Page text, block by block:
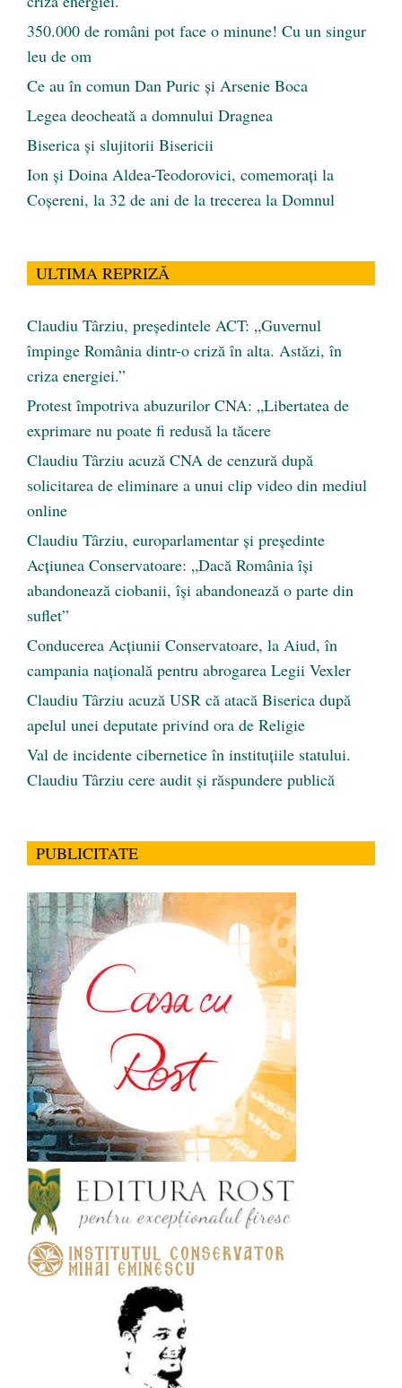
350.000 de români pot face o minune! Cu un singur
leu de om
Ce au în comun Dan Puric şi Arsenie Boca
Legea deocheată a domnului Dragnea
Biserica și slujitorii Bisericii
Ion și Doina Aldea-Teodorovici, comemorați la
Coșereni, la 32 de ani de la trecerea la Domnul
ULTIMA REPRIZĂ
Claudiu Târziu, președintele ACT: „Guvernul
împinge România dintr-o criză în alta. Astăzi, în
criza energiei.”
Protest împotriva abuzurilor CNA: „Libertatea de
exprimare nu poate fi redusă la tăcere
Claudiu Târziu acuză CNA de cenzură după
solicitarea de eliminare a unui clip video din mediul
online
Claudiu Târziu, europarlamentar și președinte
Acțiunea Conservatoare: „Dacă România își
abandonează ciobanii, își abandonează o parte din
suflet”
Conducerea Acțiunii Conservatoare, la Aiud, în
campania națională pentru abrogarea Legii Vexler
Claudiu Târziu acuză USR că atacă Biserica după
apelul unei deputate privind ora de Religie
Val de incidente cibernetice în instituțiile statului.
Claudiu Târziu cere audit și răspundere publică
PUBLICITATE